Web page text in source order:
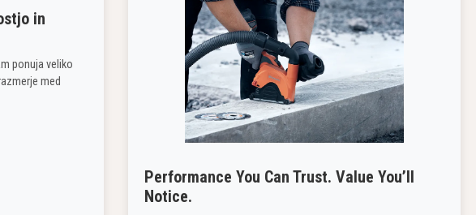
in
ponuja veliko
med
Performance You Can Trust. Value You’ll
Notice.